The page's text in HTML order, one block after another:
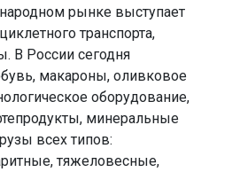
рынке выступает
транспорта,
В России сегодня
макароны, оливковое
оборудование,
минеральные
всех типов:
тяжеловесные,